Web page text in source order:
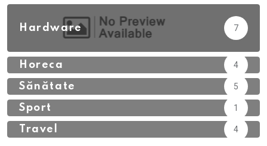
Hardware 7
Horeca 4
Sănătate 5
Sport 1
Travel 4